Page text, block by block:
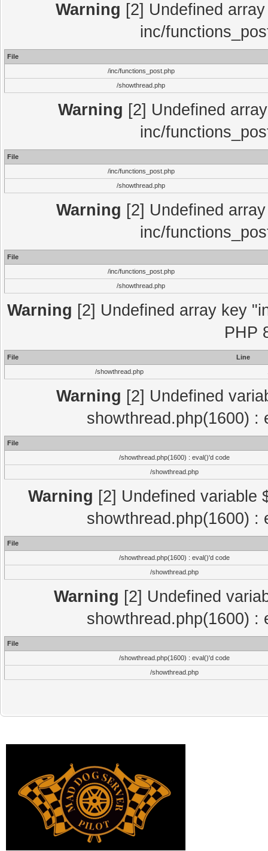
Warning [2] Undefined
inc/
File
/inc/functions_post.php
/showthread.php
Warning [2] Undefined
inc/
File
/inc/functions_post.php
/showthread.php
Warning [2] Undefined
inc/
File
/inc/functions_post.php
/showthread.php
Warning [2] Undefined array key
PHP
File
Line
/showthread.php
Warning [2] Undefined
showthread.php(1600) :
File
/showthread.php(1600) : eval()'d code
/showthread.php
Warning [2] Undefined variable
showthread.php(1600) :
File
/showthread.php(1600) : eval()'d code
/showthread.php
Warning [2] Undefined
showthread.php(1600) :
File
/showthread.php(1600) : eval()'d code
/showthread.php